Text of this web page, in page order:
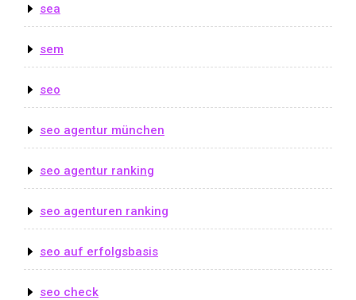
sea
sem
seo
seo agentur münchen
seo agentur ranking
seo agenturen ranking
seo auf erfolgsbasis
seo check